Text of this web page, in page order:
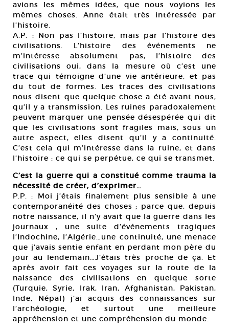
avions les mêmes idées, que nous voyions les
mêmes choses. Anne était très intéressée par
l’histoire.
A.P. : Non pas l’histoire, mais par l’histoire des
civilisations. L’histoire des événements ne
m’intéresse absolument pas, l’histoire des
civilisations oui, dans la mesure où c’est une
trace qui témoigne d’une vie antérieure, et pas
du tout de formes. Les traces des civilisations
nous disent que quelque chose a été avant nous,
qu’il y a transmission. Les ruines paradoxalement
peuvent marquer une pensée désespérée qui dit
que les civilisations sont fragiles mais, sous un
autre aspect, elles disent qu’il y a continuité.
C’est cela qui m’intéresse dans la ruine, et dans
l’histoire : ce qui se perpétue, ce qui se transmet.
C’est la guerre qui a constitué comme trauma la
nécessité de créer, d’exprimer…
P.P. : Moi j’étais finalement plus sensible à une
contemporanéité des choses ; parce que, depuis
notre naissance, il n’y avait que la guerre dans les
journaux , une suite d’événements tragiques
l’Indochine, l’Algérie…une continuité, une menace
que j’avais sentie enfant en perdant mon père du
jour au lendemain…J’étais très proche de ça. Et
après avoir fait ces voyages sur la route de la
naissance des civilisations en quelque sorte
(Turquie, Syrie, Irak, Iran, Afghanistan, Pakistan,
Inde, Népal) j’ai acquis des connaissances sur
l’archéologie, et surtout une meilleure
appréhension et une compréhension du monde.